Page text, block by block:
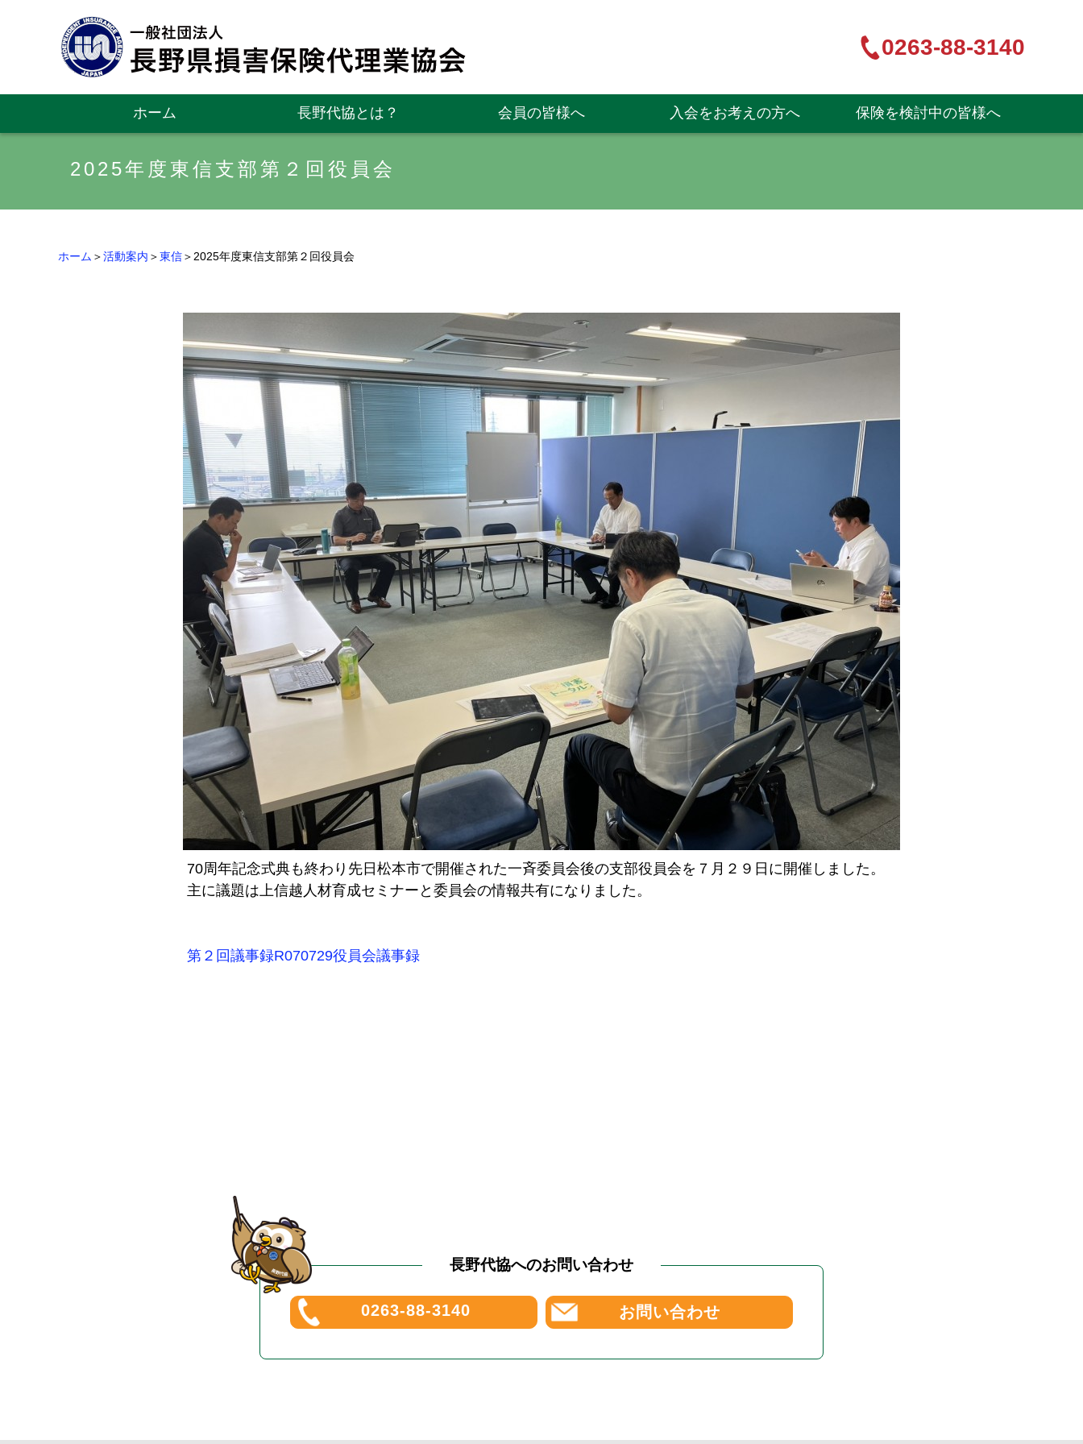
0263-88-3140
ホーム 長野代協とは？ 会員の皆様へ 入会をお考えの方へ 保険を検討中の皆様へ
2025年度東信支部第２回役員会
ホーム ＞活動案内 ＞東信＞2025年度東信支部第２回役員会
70周年記念式典も終わり先日松本市で開催された一斉委員会後の支部役員会を７月２９日に開催しました。
主に議題は上信越人材育成セミナーと委員会の情報共有になりました。
第２回議事録R070729役員会議事録
0263-88-3140 お問い合わせ
長野代協へのお問い合わせ